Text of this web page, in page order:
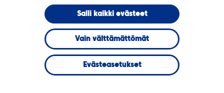
Salli kaikki evästeet
Vain välttämättömät
Evästeasetukset